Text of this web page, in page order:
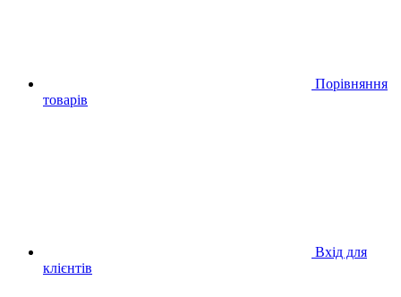
Порівняння
товарів
Вхід для
клієнтів